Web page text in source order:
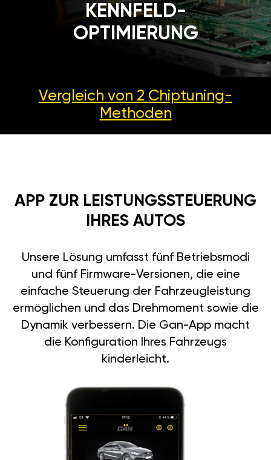
KENNFELD-
OPTIMIERUNG
Vergleich von 2 Chiptuning-
Methoden
APP ZUR LEISTUNGSSTEUERUNG
IHRES AUTOS
Unsere Lösung umfasst fünf Betriebsmodi
und fünf Firmware-Versionen, die eine
einfache Steuerung der Fahrzeugleistung
ermöglichen und das Drehmoment sowie die
Dynamik verbessern. Die Gan-App macht
die Konfiguration Ihres Fahrzeugs
kinderleicht.